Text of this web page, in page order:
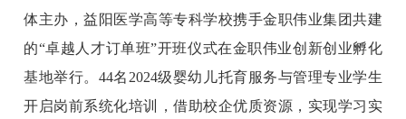
体主办，益阳医学高等专科学校携手金职伟业集团共建
的“卓越人才订单班”开班仪式在金职伟业创新创业孵化
基地举行。44名2024级婴幼儿托育服务与管理专业学生
开启岗前系统化培训，借助校企优质资源，实现学习实